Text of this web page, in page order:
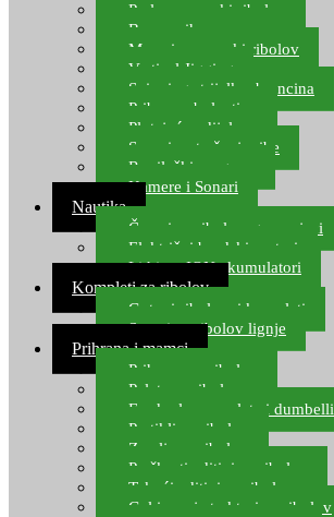
Perle za morski ribolov
Brum prihrana za more
Mamci za morski ribolov
Vertical Jigging
Spinning strijelke, brancina
Pribor za bolentino
Plutajuća odijela
Sonari za traženje ribe
Ronilački program
Kamere i Sonari
Nautika
Čamci za ribolov, gumenjaci
Električni brodski motori
Lithium ION akumulatori
Kompleti za ribolov
Gotovi ribolovni kompleti
Setovi za ribolov lignje
Prihrana i mamci
Prihrana za ribolov
Pelete za ribolov
Feeder lovne pelete i dumbelli
Partikli za ribolov
Zemlja za ribolov
Praškasti aditivi za ribolov
Tekući aditivi za ribolov
Gel i sprej atraktori za ribolov